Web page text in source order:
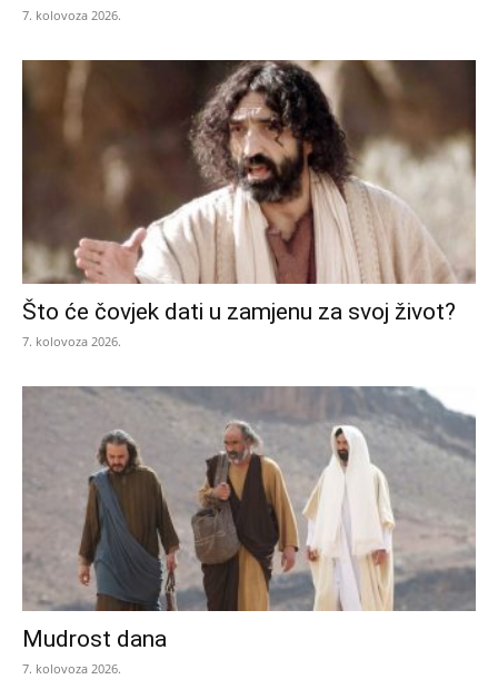
7. kolovoza 2026.
Što će čovjek dati u zamjenu za svoj život?
7. kolovoza 2026.
Mudrost dana
7. kolovoza 2026.